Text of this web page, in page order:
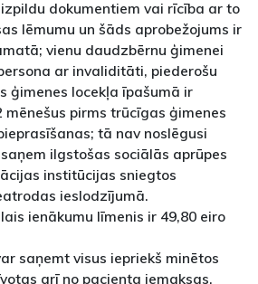
dokumentiem vai rīcība ar to
lēmumu un šāds aprobežojums ir
vienu daudzbērnu ģimenei
ar invaliditāti, piederošu
ģimenes locekļa īpašumā ir
pirms trūcīgas ģimenes
tā nav noslēgusi
ilgstošas sociālās aprūpes
institūcijas sniegtos
ieslodzījumā.
ienākumu līmenis ir 49,80 eiro
saņemt visus iepriekš minētos
arī no pacienta iemaksas,